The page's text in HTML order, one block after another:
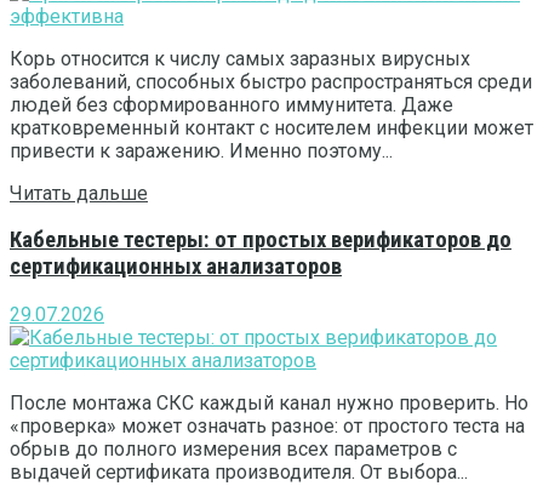
Корь относится к числу самых заразных вирусных
заболеваний, способных быстро распространяться среди
людей без сформированного иммунитета. Даже
кратковременный контакт с носителем инфекции может
привести к заражению. Именно поэтому...
Читать дальше
Кабельные тестеры: от простых верификаторов до
сертификационных анализаторов
29.07.2026
После монтажа СКС каждый канал нужно проверить. Но
«проверка» может означать разное: от простого теста на
обрыв до полного измерения всех параметров с
выдачей сертификата производителя. От выбора...